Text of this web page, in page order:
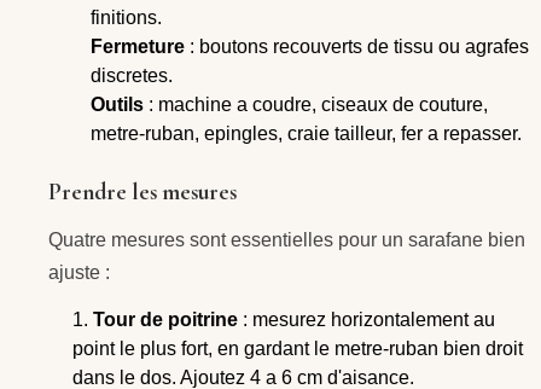
finitions.
Fermeture : boutons recouverts de tissu ou agrafes
discretes.
Outils : machine a coudre, ciseaux de couture,
metre-ruban, epingles, craie tailleur, fer a repasser.
Prendre les mesures
Quatre mesures sont essentielles pour un sarafane bien
ajuste :
Tour de poitrine : mesurez horizontalement au
point le plus fort, en gardant le metre-ruban bien droit
dans le dos. Ajoutez 4 a 6 cm d'aisance.